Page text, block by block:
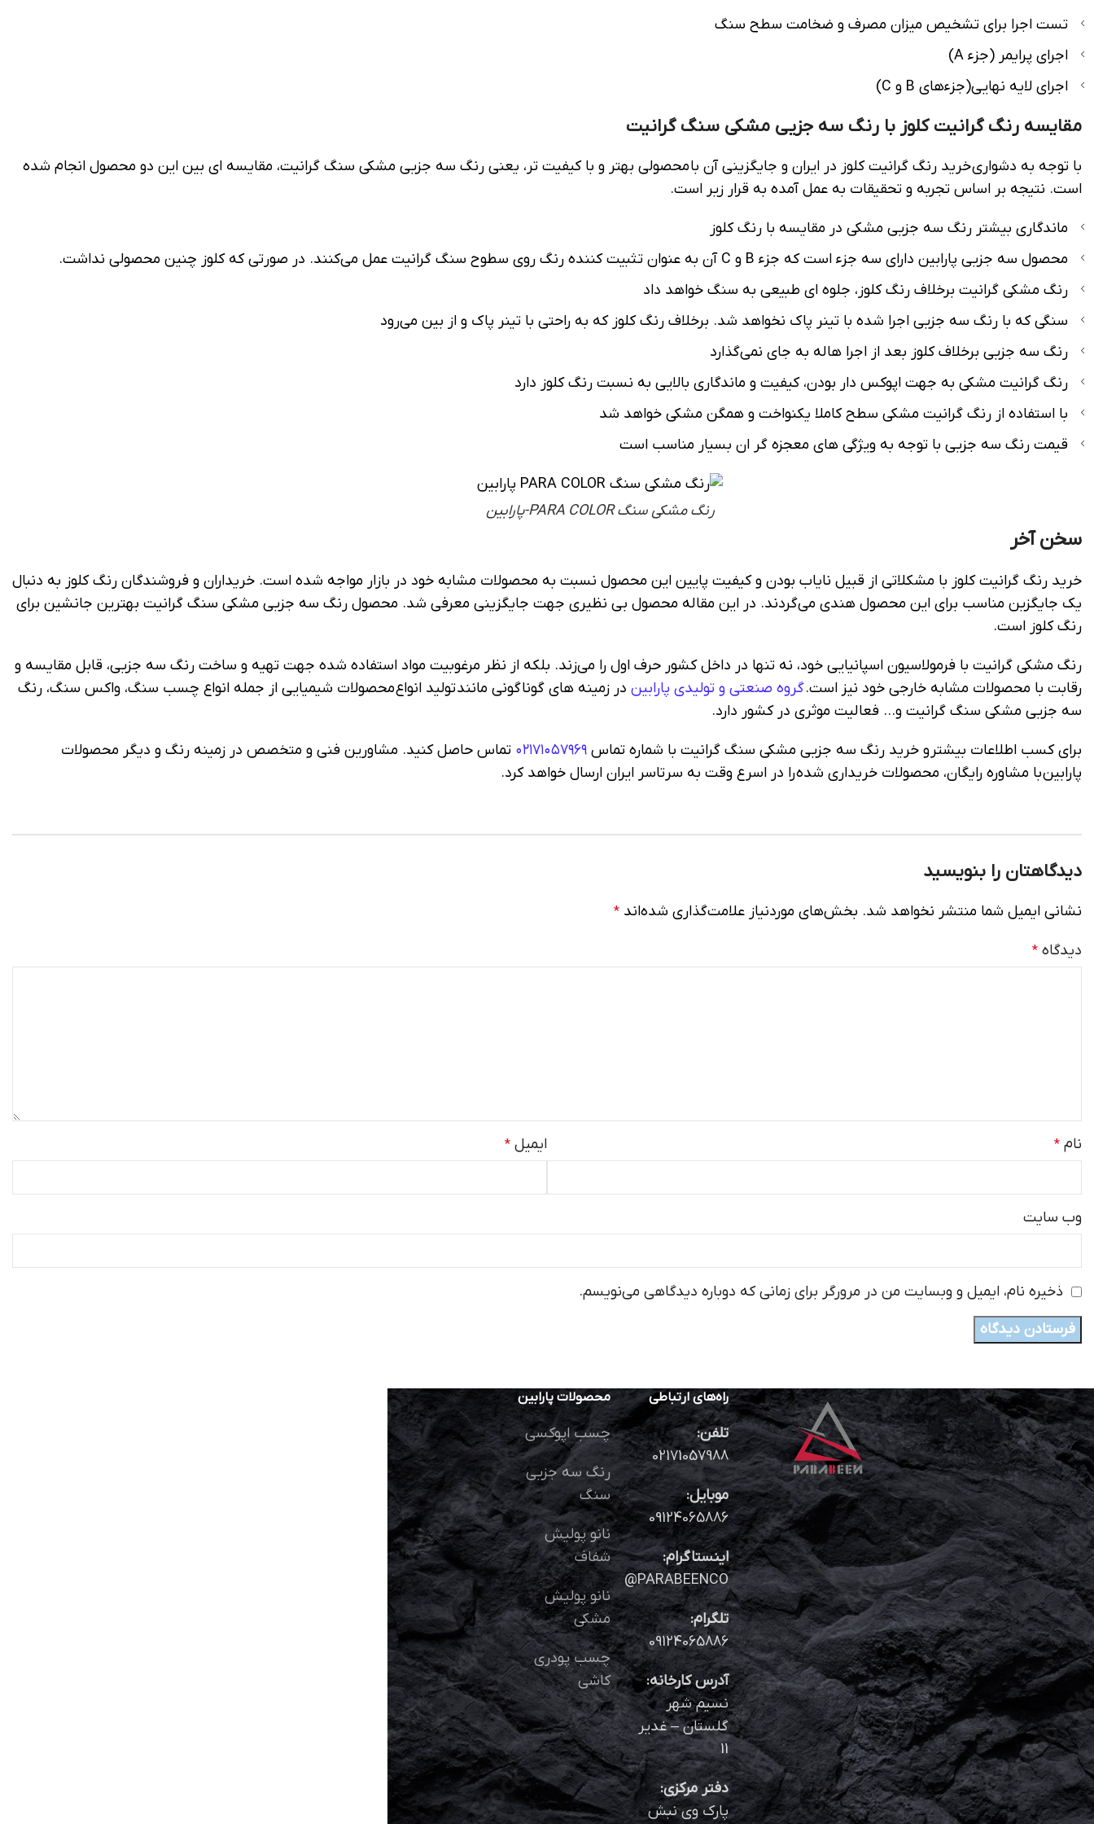
تست اجرا برای تشخیص میزان مصرف و ضخامت سطح سنگ
اجرای پرایمر (جزء A)
اجرای لایه نهایی(جزءهای B و C)
مقایسه رنگ گرانیت کلوز با رنگ سه جزیی مشکی سنگ گرانیت
با توجه به دشواری خرید رنگ گرانیت کلوز در ایران و جایگزینی آن با محصولی بهتر و با کیفیت تر، یعنی رنگ سه جزیی مشکی سنگ گرانیت، مقایسه ای بین این دو محصول انجام شده
است. نتیجه بر اساس تجربه و تحقیقات به عمل آمده به قرار زیر است.
ماندگاری بیشتر رنگ سه جزیی مشکی در مقایسه با رنگ کلوز
محصول سه جزیی پارابین دارای سه جزء است که جزء B و C آن به عنوان تثبیت کننده رنگ روی سطوح سنگ گرانیت عمل می‌کنند. در صورتی که کلوز چنین محصولی نداشت.
رنگ مشکی گرانیت برخلاف رنگ کلوز، جلوه ای طبیعی به سنگ خواهد داد
سنگی که با رنگ سه جزیی اجرا شده با تینر پاک نخواهد شد. برخلاف رنگ کلوز که به راحتی با تینر پاک و از بین می‌رود
رنگ سه جزیی برخلاف کلوز بعد از اجرا هاله به جای نمی‌گذارد
رنگ گرانیت مشکی به جهت اپوکس دار بودن، کیفیت و ماندگاری بالایی به نسبت رنگ کلوز دارد
با استفاده از رنگ گرانیت مشکی سطح کاملا یکنواخت و همگن مشکی خواهد شد
قیمت رنگ سه جزیی با توجه به ویژگی های معجزه گر ان بسیار مناسب است
​رنگ مشکی سنگ PARA COLOR-پارابین
سخن آخر
خرید رنگ گرانیت کلوز با مشکلاتی از قبیل نایاب بودن و کیفیت پایین این محصول نسبت به محصولات مشابه خود در بازار مواجه شده است. خریداران و فروشندگان رنگ کلوز به دنبال
یک جایگزین مناسب برای این محصول هندی می‌گردند. در این مقاله محصول بی نظیری جهت جایگزینی معرفی شد. محصول رنگ سه جزیی مشکی سنگ گرانیت بهترین جانشین برای
رنگ کلوز است.
رنگ مشکی گرانیت با فرمولاسیون اسپانیایی خود، نه تنها در داخل کشور حرف اول را می‌زند. بلکه از نظر مرغوبیت مواد استفاده شده جهت تهیه و ساخت رنگ سه جزیی، قابل مقایسه و
رقابت با محصولات مشابه خارجی خود نیز است.گروه صنعتی و تولیدی پارابین در زمینه های گوناگونی مانند تولید انواع محصولات شیمیایی از جمله انواع چسب سنگ، واکس سنگ، رنگ
سه جزیی مشکی سنگ گرانیت و… فعالیت موثری در کشور دارد.
برای کسب اطلاعات بیشتر و خرید رنگ سه جزیی مشکی سنگ گرانیت با شماره تماس ۰۲۱۷۱۰۵۷۹۶۹ تماس حاصل کنید. مشاورین فنی و متخصص در زمینه رنگ و دیگر محصولات
پارابین با مشاوره رایگان، محصولات خریداری شده را در اسرع وقت به سرتاسر ایران ارسال خواهد کرد.
دیدگاهتان را بنویسید
نشانی ایمیل شما منتشر نخواهد شد. بخش‌های موردنیاز علامت‌گذاری شده‌اند *
دیدگاه *
نام * ایمیل *
وب‌ سایت
ذخیره نام، ایمیل و وبسایت من در مرورگر برای زمانی که دوباره دیدگاهی می‌نویسم.
راه‌های ارتباطی
تلفن:
02171057988
موبایل:
09124065886
اینستاگرام:
PARABEENCO@
تلگرام:
09124065886
آدرس کارخانه:
نسیم شهر
گلستان – غدیر
11
دفتر مرکزی:
پارک وی نبش
محصولات پارابین
چسب اپوکسی
رنگ سه جزیی
سنگ
نانو پولیش
شفاف
نانو پولیش
مشکی
چسب پودری
کاشی